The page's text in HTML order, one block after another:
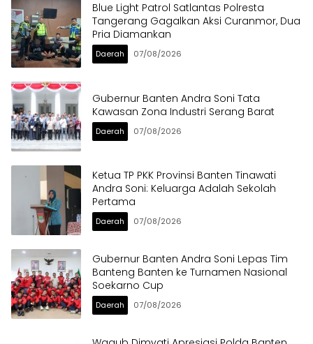
Blue Light Patrol Satlantas Polresta
Tangerang Gagalkan Aksi Curanmor, Dua
Pria Diamankan
Daerah 07/08/2026
Gubernur Banten Andra Soni Tata
Kawasan Zona Industri Serang Barat
Daerah 07/08/2026
Ketua TP PKK Provinsi Banten Tinawati
Andra Soni: Keluarga Adalah Sekolah
Pertama
Daerah 07/08/2026
Gubernur Banten Andra Soni Lepas Tim
Banteng Banten ke Turnamen Nasional
Soekarno Cup
Daerah 07/08/2026